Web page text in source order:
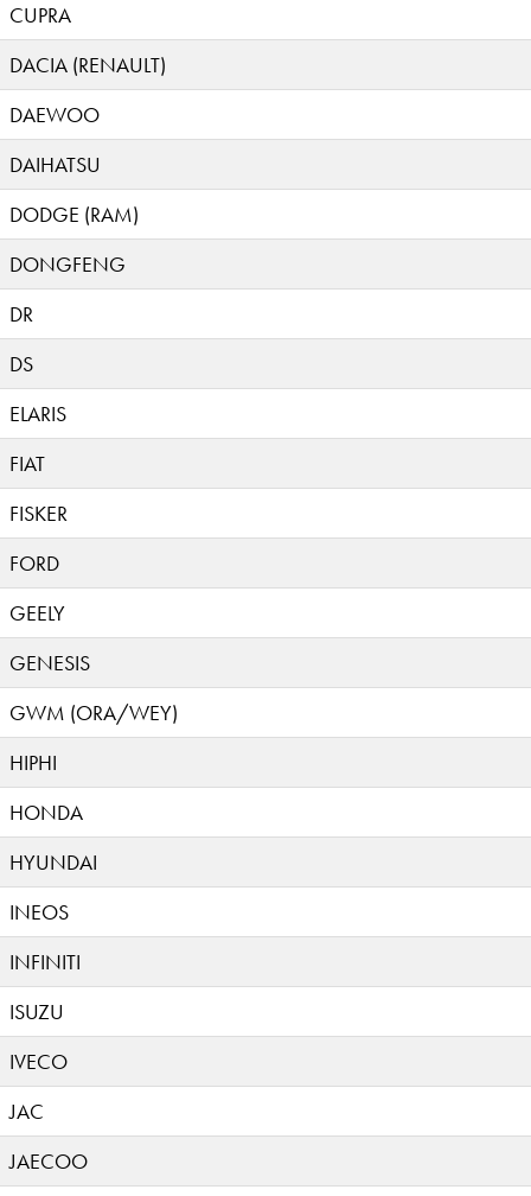
CUPRA
DACIA (RENAULT)
DAEWOO
DAIHATSU
DODGE (RAM)
DONGFENG
DR
DS
ELARIS
FIAT
FISKER
FORD
GEELY
GENESIS
GWM (ORA/WEY)
HIPHI
HONDA
HYUNDAI
INEOS
INFINITI
ISUZU
IVECO
JAC
JAECOO